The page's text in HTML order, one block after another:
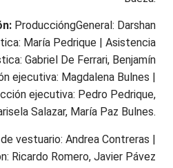
ProduccióngGeneral: Darshan
María Pedrique | Asistencia
Gabriel De Ferrari, Benjamín
ejecutiva: Magdalena Bulnes |
ejecutiva: Pedro Pedrique,
Salazar, María Paz Bulnes.
vestuario: Andrea Contreras |
Ricardo Romero, Javier Pávez